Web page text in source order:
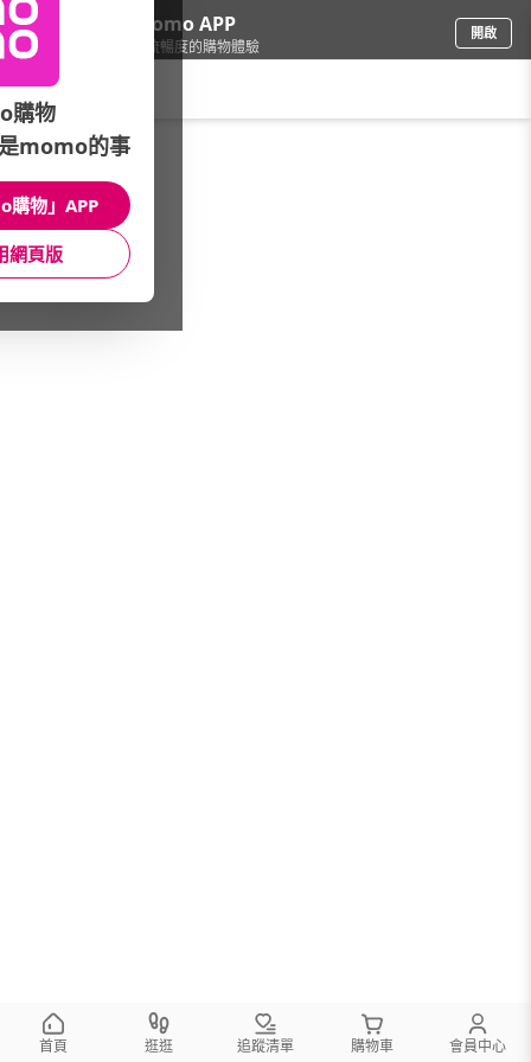
下載momo APP
給你3倍流暢度的購物體驗
開啟
彩妝保養/R. rouge
本館精選商品
館長推薦 月銷量
首頁 逛逛 追蹤清單 購物車 會員中心
購物
momo的事
購物」APP
網頁版